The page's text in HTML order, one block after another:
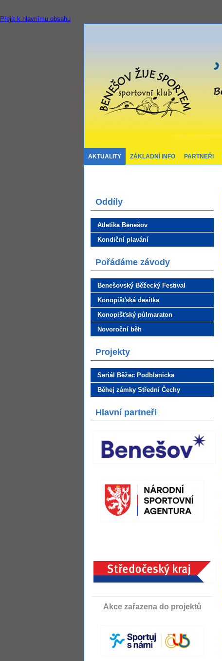
Přejít k hlavnímu obsahu
AKTUALITY ZÁKLADNÍ INFO PARTNEŘI
Oddíly
Atletika Benešov
Kondiční plavání
Pořádáme závody
Benešovský Běžecký Festival
Konopišťská desítka
Konopišťský půlmaraton
Novoroční běh
Projekty
Seriál Běžec Podblanicka
Běhej zámky Střední Čechy
Hlavní partneři
Akce zařazena do projektů